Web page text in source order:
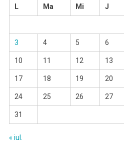
L
Ma Mi J
3 4 5 6
10 11 12 13
17 18 19 20
24 25 26 27
31
« iul.